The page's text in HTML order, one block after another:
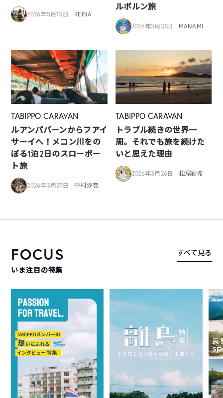
2026年5月13日 REINA
ルボルン旅
2026年3月31日 MANAMI
TABIPPO CARAVAN
ルアンパバーンからフアイ
サーイへ！メコン川をの
ぼる1泊2日のスローボー
ト旅
2026年3月27日 中村汐音
TABIPPO CARAVAN
トラブル続きの世界一
周。それでも旅を続けた
いと思えた理由
2026年3月26日 松尾紗希
FOCUS
いま注目の特集
すべて見る